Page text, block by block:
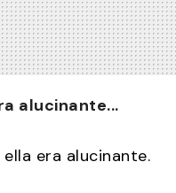
alucinante...
era alucinante.